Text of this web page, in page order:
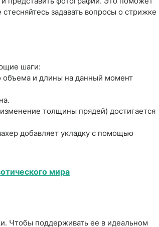
задавать вопросы о стрижке
шаги:
объема и длины на данный момент
толщины прядей) достигается
добавляет укладку с помощью
мира
Чтобы поддерживать ее в идеальном